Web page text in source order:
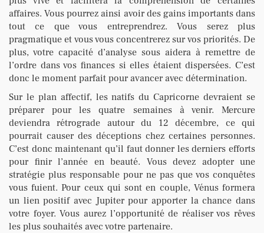
affaires. Vous pourrez ainsi avoir des gains importants dans
tout ce que vous entreprendrez. Vous serez plus
pragmatique et vous vous concentrerez sur vos priorités. De
plus, votre capacité d’analyse sous aidera à remettre de
l’ordre dans vos finances si elles étaient dispersées. C’est
donc le moment parfait pour avancer avec détermination.
Sur le plan affectif, les natifs du Capricorne devraient se
préparer pour les quatre semaines à venir. Mercure
deviendra rétrograde autour du 12 décembre, ce qui
pourrait causer des déceptions chez certaines personnes.
C’est donc maintenant qu’il faut donner les derniers efforts
pour finir l’année en beauté. Vous devez adopter une
stratégie plus responsable pour ne pas que vos conquêtes
vous fuient. Pour ceux qui sont en couple, Vénus formera
un lien positif avec Jupiter pour apporter la chance dans
votre foyer. Vous aurez l’opportunité de réaliser vos rêves
les plus souhaités avec votre partenaire.